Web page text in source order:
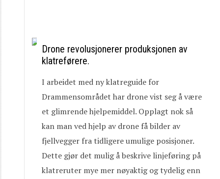
Drone revolusjonerer produksjonen av
klatreførere.
I arbeidet med ny klatreguide for
Drammensområdet har drone vist seg å være
et glimrende hjelpemiddel. Opplagt nok så
kan man ved hjelp av drone få bilder av
fjellvegger fra tidligere umulige posisjoner.
Dette gjør det mulig å beskrive linjeføring på
klatreruter mye mer nøyaktig og tydelig enn